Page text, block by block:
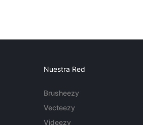
Nuestra Red
Brusheezy
Vecteezy
Videezy